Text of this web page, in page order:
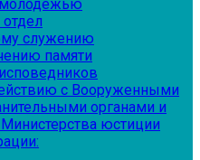
молодежью
служению
памяти
с Вооруженными
органами и
юстиции